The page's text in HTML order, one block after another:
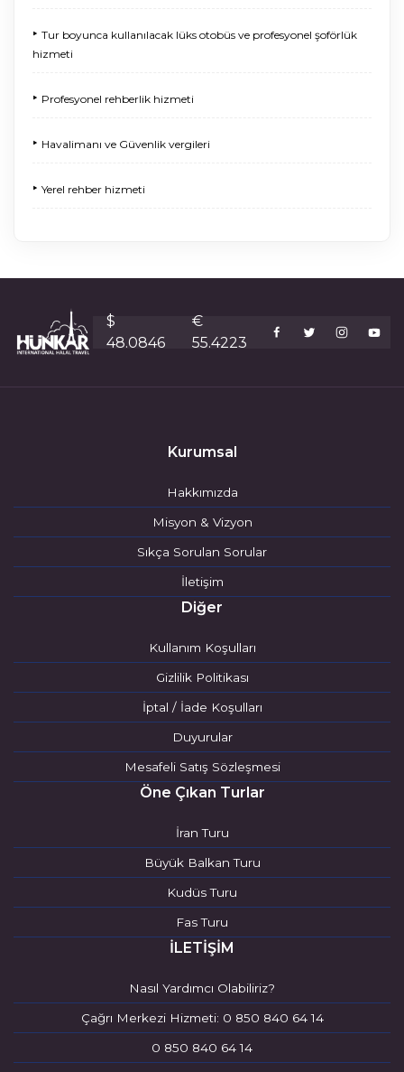
‣ Tur boyunca kullanılacak lüks otobüs ve profesyonel şoförlük
hizmeti
‣ Profesyonel rehberlik hizmeti
‣ Havalimanı ve Güvenlik vergileri
‣ Yerel rehber hizmeti
$
48.0846
€
55.4223
Kurumsal
Hakkımızda
Misyon & Vizyon
Sıkça Sorulan Sorular
İletişim
Diğer
Kullanım Koşulları
Gizlilik Politikası
İptal / İade Koşulları
Duyurular
Mesafeli Satış Sözleşmesi
Öne Çıkan Turlar
İran Turu
Büyük Balkan Turu
Kudüs Turu
Fas Turu
İLETİŞİM
Nasıl Yardımcı Olabiliriz?
Çağrı Merkezi Hizmeti: 0 850 840 64 14
0 850 840 64 14